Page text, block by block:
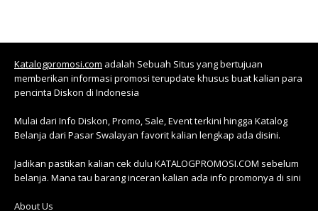
Katalogpromosi.com adalah Sebuah Situs yang bertujuan
memberikan informasi promosi terupdate khusus buat kalian para
pencinta Diskon di Indonesia
Mulai dari Info Diskon, Promo, Sale, Event terkini hingga Katalog
Belanja dari Pasar Swalayan favorit kalian lengkap ada disini.
Jadikan pastikan kalian cek dulu KATALOGPROMOSI.COM sebelum
belanja. Mana tau barang inceran kalian ada info promonya di sini
About Us